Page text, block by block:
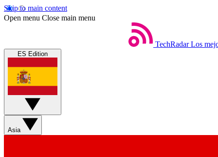
Skip to main content
Open menu Close main menu
TechRadar Los
ES Edition
Asia